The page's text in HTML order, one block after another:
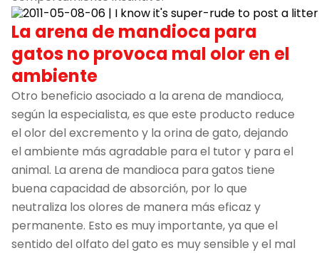
La arena de mandioca para
gatos no provoca mal olor en el
ambiente
Otro beneficio asociado a la arena de mandioca,
según la especialista, es que este producto reduce
el olor del excremento y la orina de gato, dejando
el ambiente más agradable para el tutor y para el
animal. La arena de mandioca para gatos tiene
buena capacidad de absorción, por lo que
neutraliza los olores de manera más eficaz y
permanente. Esto es muy importante, ya que el
sentido del olfato del gato es muy sensible y el mal